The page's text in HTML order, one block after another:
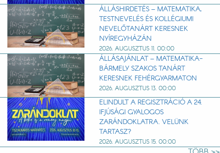
ÁLLÁSHIRDETÉS – MATEMATIKA,
TESTNEVELÉS ÉS KOLLÉGIUMI
NEVELŐTANÁRT KERESNEK
NYÍREGYHÁZÁN
2026. AUGUSZTUS 11. 00:00
ÁLLÁSAJÁNLAT – MATEMATIKA-
BÁRMELY SZAKOS TANÁRT
KERESNEK FEHÉRGYARMATON
2026. AUGUSZTUS 13. 00:00
ELINDULT A REGISZTRÁCIÓ A 24.
IFJÚSÁGI GYALOGOS
ZARÁNDOKLATRA. VELÜNK
TARTASZ?
2026. AUGUSZTUS 15. 00:00